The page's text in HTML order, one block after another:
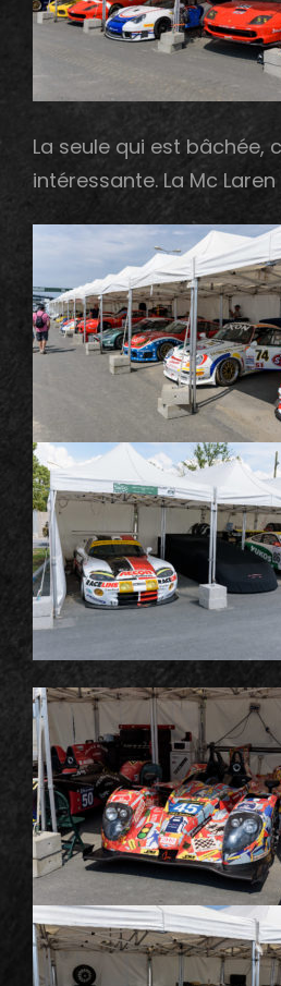
La seule qui est bâchée,
intéressante. La Mc Laren